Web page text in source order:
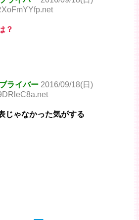
？
ライバー 2016/09/18(日)
じゃなかった気がする